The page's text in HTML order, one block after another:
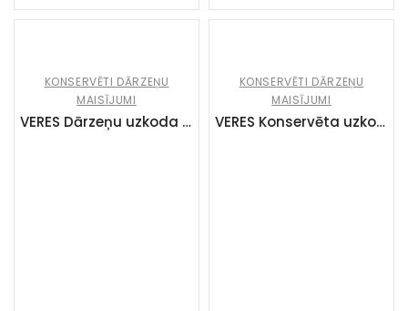
KONSERVĒTI DĀRZEŅU
MAISĪJUMI
VERES Dārzeņu uzkoda “ZAKARPATSKA” (12x500g)
KONSERVĒTI DĀRZEŅU
MAISĪJUMI
VERES Konservēta uzkoda “Sote” (12x500g)